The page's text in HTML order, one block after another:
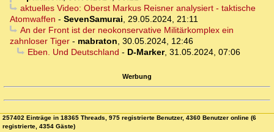
aktuelles Video: Oberst Markus Reisner analysiert - taktische
Atomwaffen - SevenSamurai, 29.05.2024, 21:11
An der Front ist der neokonservative Militärkomplex ein
zahnloser Tiger - mabraton, 30.05.2024, 12:46
Eben. Und Deutschland - D-Marker, 31.05.2024, 07:06
Werbung
257402 Einträge in 18365 Threads, 975 registrierte Benutzer, 4360 Benutzer online (6
registrierte, 4354 Gäste)